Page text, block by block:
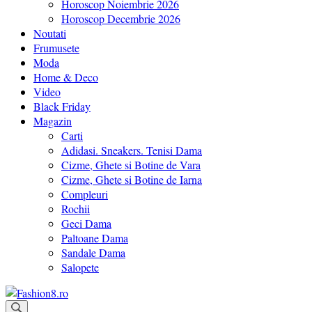
Horoscop Noiembrie 2026
Horoscop Decembrie 2026
Noutati
Frumusete
Moda
Home & Deco
Video
Black Friday
Magazin
Carti
Adidasi. Sneakers. Tenisi Dama
Cizme, Ghete si Botine de Vara
Cizme, Ghete si Botine de Iarna
Compleuri
Rochii
Geci Dama
Paltoane Dama
Sandale Dama
Salopete